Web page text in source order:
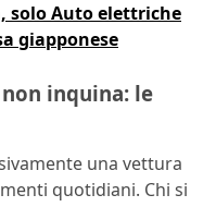
solo Auto elettriche
giapponese
inquina: le
una vettura
quotidiani. Chi si